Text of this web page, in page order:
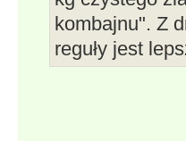
kombajnu". Z
reguły jest